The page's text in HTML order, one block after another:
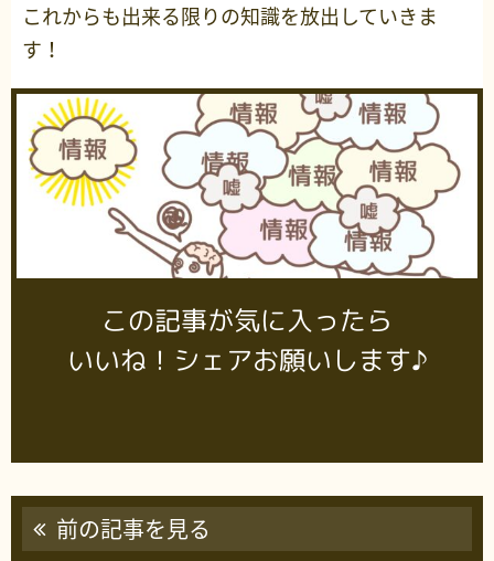
これからも出来る限りの知識を放出していきま
す！
この記事が気に入ったら
いいね！シェアお願いします♪
前の記事を見る